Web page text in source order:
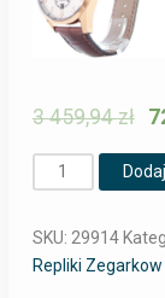
3 459,94zł
Ilość
SKU: 29914
Repliki Zegarkow